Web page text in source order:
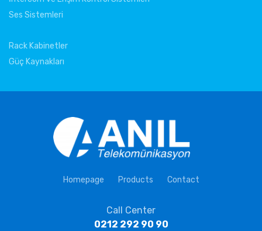
Ses Sistemleri
Rack Kabinetler
Güç Kaynakları
Homepage Products Contact
Call Center
0212 292 90 90